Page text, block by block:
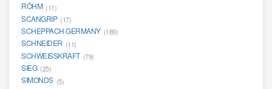
RÖHM (11)
SCANGRIP (17)
SCHEPPACH GERMANY (189)
SCHNEIDER (11)
SCHWEISSKRAFT (79)
SIEG (25)
SIMONDS (5)